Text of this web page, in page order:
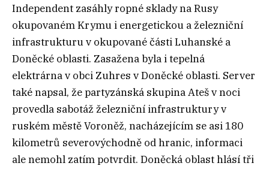
Independent zasáhly ropné sklady na Rusy
okupovaném Krymu i energetickou a železniční
infrastrukturu v okupované části Luhanské a
Doněcké oblasti. Zasažena byla i tepelná
elektrárna v obci Zuhres v Doněcké oblasti. Server
také napsal, že partyzánská skupina Ateš v noci
provedla sabotáž železniční infrastruktury v
ruském městě Voroněž, nacházejícím se asi 180
kilometrů severovýchodně od hranic, informaci
ale nemohl zatím potvrdit. Doněcká oblast hlásí tři